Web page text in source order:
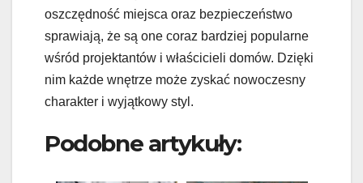
oszczędność miejsca oraz bezpieczeństwo
sprawiają, że są one coraz bardziej popularne
wśród projektantów i właścicieli domów. Dzięki
nim każde wnętrze może zyskać nowoczesny
charakter i wyjątkowy styl.
Podobne artykuły: